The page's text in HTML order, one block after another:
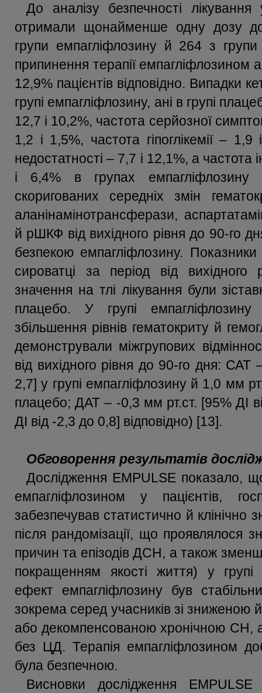
До аналізу безпечності
отримали щонайменше одну дозу
групи емпагліфлозину й 264 з
припинення терапії емпагліфлозином
12,9% пацієнтів відповідно. Випадки
групі емпагліфлозину, ані в групі
12,7 і 10,2%, частота серйозної
1,2 і 1,5%, частота гіпоглікемії –
недостатності – 7,7 і 12,1%, а частота
і 6,4% в групах емпагліфлозину
скоригованих середніх змін
аланінамінотрансферази,
й рШКФ від вихідного рівня до 90-го
безпекою емпагліфлозину. Показники
сироватці за період від вихідного
значення на тлі лікування були
плацебо. У групі емпагліфлозину
збільшення рівнів гематокриту й
демонстрували міжгрупових
від вихідного рівня до 90-го дня:
2,7] у групі емпагліфлозину й 1,0 мм
плацебо; ДАТ – -0,3 мм рт.ст. [95% ДІ
ДІ від -2,3 до 0,8] відповідно) [13].
Обговорення результатів
Дослідження EMPULSE показало,
емпагліфлозином у пацієнтів,
забезпечував статистично й клінічно
після рандомізації, що проявлялося
причин та епізодів ДСН, а також
покращенням якості життя) у групі
ефект емпагліфлозину був
зокрема серед учасників зі
або декомпенсованою хронічною СН,
без ЦД. Терапія емпагліфлозином
була безпечною.
Висновки дослідження